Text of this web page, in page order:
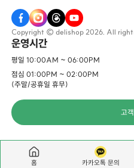
Copyright © delishop 2026. All
운영시간
평일 10:00AM ~ 06:00PM
점심 01:00PM ~ 02:00PM
(주말/공휴일 휴무)
고
홈 카카오톡 문의